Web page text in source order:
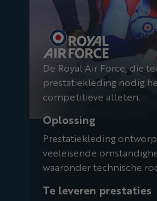
De Royal Air Force, die
prestatiekleding nodig
competitieve atleten.
Oplossing
Prestatiekleding
veeleisende
waaronder technische
Te leveren prestaties